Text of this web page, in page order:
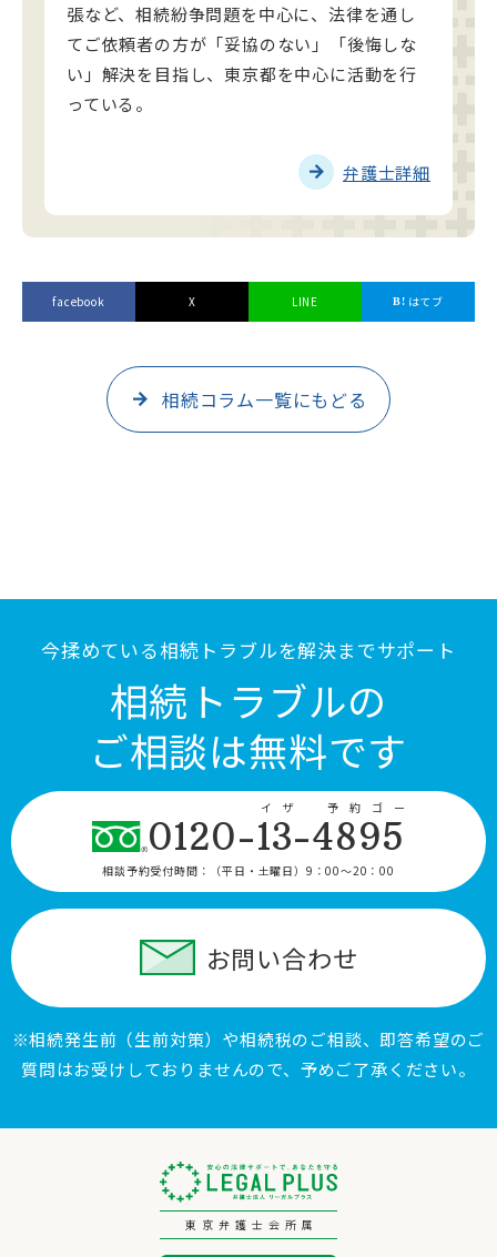
張など、相続紛争問題を中心に、法律を通し
てご依頼者の方が「妥協のない」「後悔しな
い」解決を目指し、東京都を中心に活動を行
っている。
弁護士詳細
facebook X LINE はてブ
相続コラム一覧にもどる
今揉めている相続トラブルを解決までサポート
相続トラブルの
ご相談は無料です
0120-13-4895
イザ 予約ゴー
相談予約受付時間： （平日・土曜日）9：00〜20：00
お問い合わせ
※相続発生前（生前対策）や相続税のご相談、即答希望のご
質問はお受けしておりませんので、予めご了承ください。
東京弁護士会所属